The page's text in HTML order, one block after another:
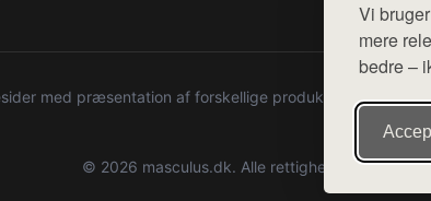
Vi
mere
bedre –
med præsentation af forskellige produkter fra
© 2026 masculus.dk. Alle rettigheder